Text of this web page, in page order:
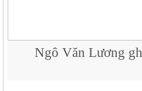
Ngô Văn Lương